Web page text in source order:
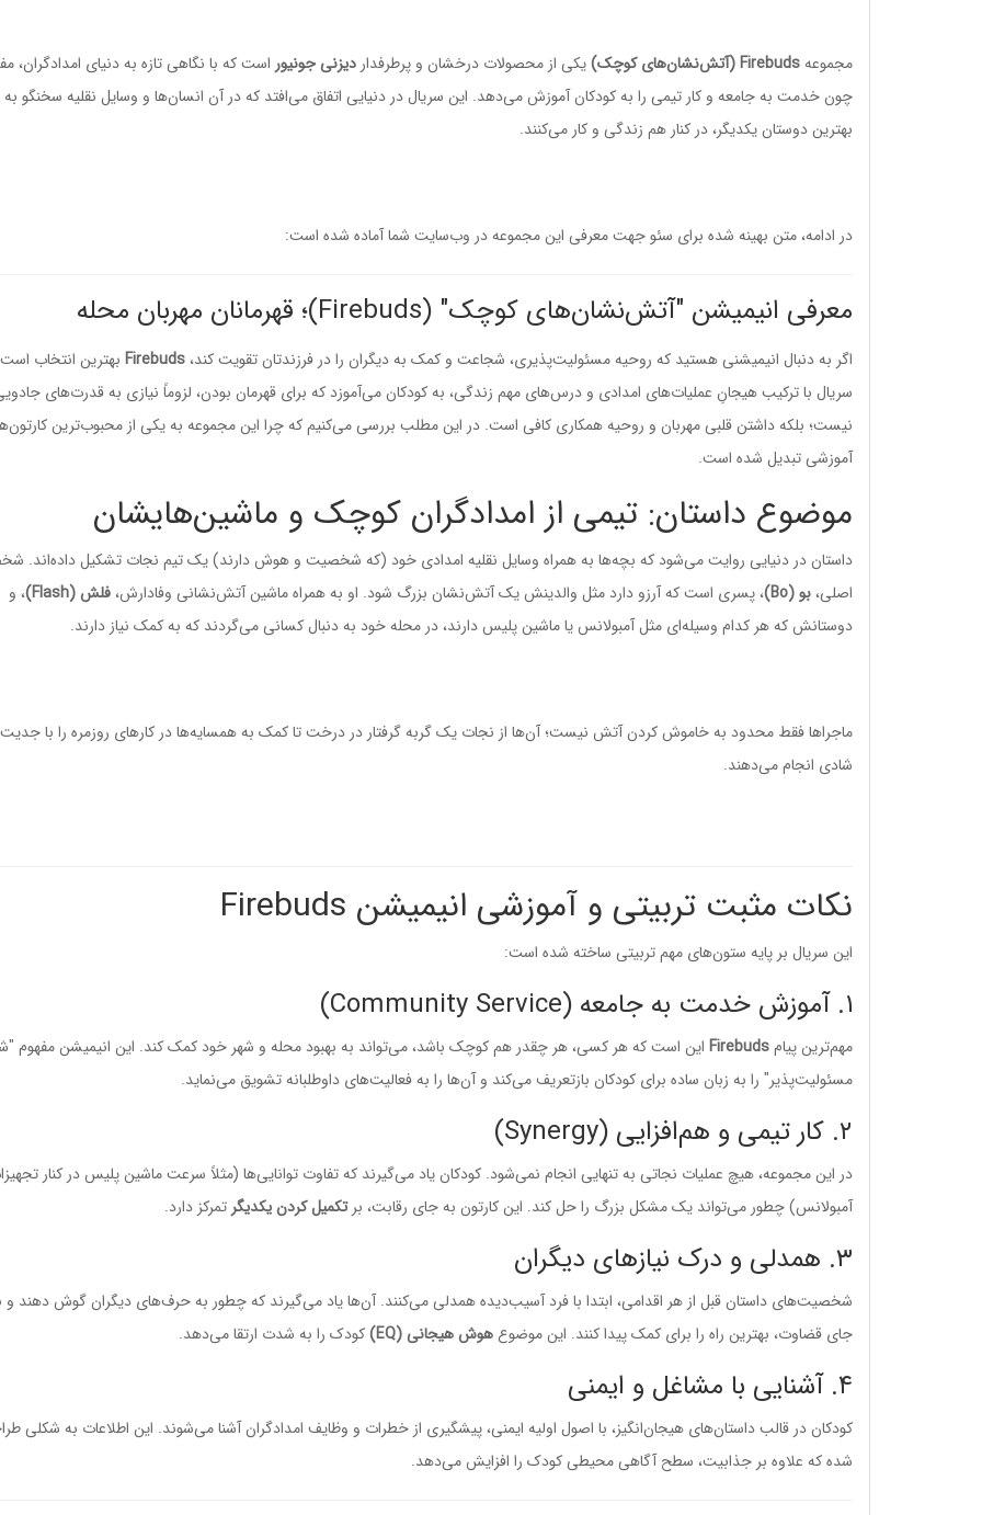
مجموعهFirebuds (آتش‌نشان‌های کوچک) یکی از محصولات درخشان و پرطرفدار دیزنی جونیور است که با نگاهی تازه به دنیای امدادگران،
چون خدمت به جامعه و کار تیمی را به کودکان آموزش می‌دهد. این سریال در دنیایی اتفاق می‌افتد که در آن انسان‌ها و وسایل نقلیه سخنگو به
بهترین دوستان یکدیگر، در کنار هم زندگی و کار می‌کنند.
در ادامه، متن بهینه شده برای سئو جهت معرفی این مجموعه در وب‌سایت شما آماده شده است:
معرفی انیمیشن "آتش‌نشان‌های کوچک" (Firebuds)؛ قهرمانان مهربان محله
اگر به دنبال انیمیشنی هستید که روحیه مسئولیت‌پذیری، شجاعت و کمک به دیگران را در فرزندتان تقویت کند، Firebuds بهترین انتخاب
سریال با ترکیب هیجانِ عملیات‌های امدادی و درس‌های مهم زندگی، به کودکان می‌آموزد که برای قهرمان بودن، لزوماً نیازی به قدرت‌های
نیست؛ بلکه داشتن قلبی مهربان و روحیه همکاری کافی است. در این مطلب بررسی می‌کنیم که چرا این مجموعه به یکی از محبوب‌ترین
آموزشی تبدیل شده است.
موضوع داستان: تیمی از امدادگران کوچک و ماشین‌هایشان
داستان در دنیایی روایت می‌شود که بچه‌ها به همراه وسایل نقلیه امدادی خود (که شخصیت و هوش دارند) یک تیم نجات تشکیل داده‌اند.
اصلی، بو (Bo) ، پسری است که آرزو دارد مثل والدینش یک آتش‌نشان بزرگ شود. او به همراه ماشین آتش‌نشانی وفادارش، فلش (Flash)
، و
دوستانش که هر کدام وسیله‌ای مثل آمبولانس یا ماشین پلیس دارند، در محله خود به دنبال کسانی می‌گردند که به کمک نیاز دارند.
ماجراها فقط محدود به خاموش کردن آتش نیست؛ آن‌ها از نجات یک گربه گرفتار در درخت تا کمک به همسایه‌ها در کارهای روزمره را با
شادی انجام می‌دهند.
نکات مثبت تربیتی و آموزشی انیمیشن Firebuds
این سریال بر پایه ستون‌های مهم تربیتی ساخته شده است:
۱. آموزش خدمت به جامعه (Community Service)
مهم‌ترین پیامFirebuds این است که هر کسی، هر چقدر هم کوچک باشد، می‌تواند به بهبود محله و شهر خود کمک کند. این انیمیشن مفهوم
مسئولیت‌پذیر" را به زبان ساده برای کودکان بازتعریف می‌کند و آن‌ها را به فعالیت‌های داوطلبانه تشویق می‌نماید.
۲. کار تیمی و هم‌افزایی (Synergy)
در این مجموعه، هیچ عملیات نجاتی به تنهایی انجام نمی‌شود. کودکان یاد می‌گیرند که تفاوت توانایی‌ها (مثلاً سرعت ماشین پلیس در کنار
آمبولانس) چطور می‌تواند یک مشکل بزرگ را حل کند. این کارتون به جای رقابت، برتکمیل کردن یکدیگر تمرکز دارد.
۳. همدلی و درک نیازهای دیگران
شخصیت‌های داستان قبل از هر اقدامی، ابتدا با فرد آسیب‌دیده همدلی می‌کنند. آن‌ها یاد می‌گیرند که چطور به حرف‌های دیگران گوش دهند و
جای قضاوت، بهترین راه را برای کمک پیدا کنند. این موضوعهوش هیجانی (EQ) کودک را به شدت ارتقا می‌دهد.
۴. آشنایی با مشاغل و ایمنی
کودکان در قالب داستان‌های هیجان‌انگیز، با اصول اولیه ایمنی، پیشگیری از خطرات و وظایف امدادگران آشنا می‌شوند. این اطلاعات به شکلی
شده که علاوه بر جذابیت، سطح آگاهی محیطی کودک را افزایش می‌دهد.